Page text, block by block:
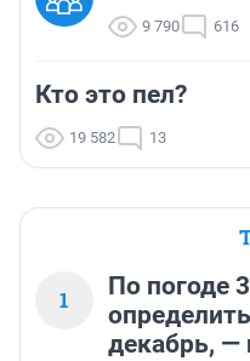
9 790 616
Кто это пел?
19 582 13
1
По погоде
декабрь, —